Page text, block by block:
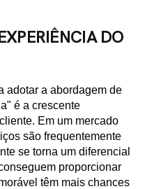
DO
adotar a abordagem de
é a crescente
Em um mercado
são frequentemente
se torna um diferencial
proporcionar
têm mais chances